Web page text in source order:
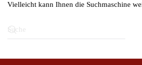
Vielleicht kann Ihnen die Suchmaschine